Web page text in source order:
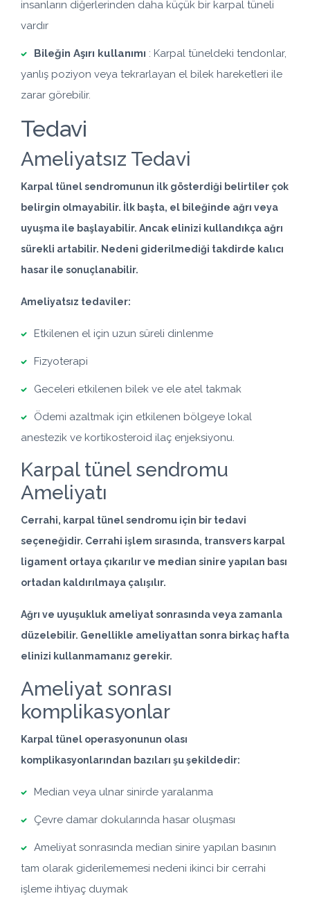
insanların diğerlerinden daha küçük bir karpal tüneli
vardır
Bileğin Aşırı kullanımı : Karpal tüneldeki tendonlar,
yanlış poziyon veya tekrarlayan el bilek hareketleri ile
zarar görebilir.
Tedavi
Ameliyatsız Tedavi
Karpal tünel sendromunun ilk gösterdiği belirtiler çok
belirgin olmayabilir. İlk başta, el bileğinde ağrı veya
uyuşma ile başlayabilir. Ancak elinizi kullandıkça ağrı
sürekli artabilir. Nedeni giderilmediği takdirde kalıcı
hasar ile sonuçlanabilir.
Ameliyatsız tedaviler:
Etkilenen el için uzun süreli dinlenme
Fizyoterapi
Geceleri etkilenen bilek ve ele atel takmak
Ödemi azaltmak için etkilenen bölgeye lokal
anestezik ve kortikosteroid ilaç enjeksiyonu.
Karpal tünel sendromu
Ameliyatı
Cerrahi, karpal tünel sendromu için bir tedavi
seçeneğidir. Cerrahi işlem sırasında, transvers karpal
ligament ortaya çıkarılır ve median sinire yapılan bası
ortadan kaldırılmaya çalışılır.
Ağrı ve uyuşukluk ameliyat sonrasında veya zamanla
düzelebilir. Genellikle ameliyattan sonra birkaç hafta
elinizi kullanmamanız gerekir.
Ameliyat sonrası
komplikasyonlar
Karpal tünel operasyonunun olası
komplikasyonlarından bazıları şu şekildedir:
Median veya ulnar sinirde yaralanma
Çevre damar dokularında hasar oluşması
Ameliyat sonrasında median sinire yapılan basının
tam olarak giderilememesi nedeni ikinci bir cerrahi
işleme ihtiyaç duymak